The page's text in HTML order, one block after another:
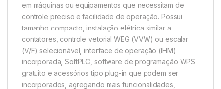
em máquinas ou equipamentos que necessitam de
controle preciso e facilidade de operação. Possui
tamanho compacto, instalação elétrica similar a
contatores, controle vetorial WEG (VVW) ou escalar
(V/F) selecionável, interface de operação (IHM)
incorporada, SoftPLC, software de programação WPS
gratuito e acessórios tipo plug-in que podem ser
incorporados, agregando mais funcionalidades,